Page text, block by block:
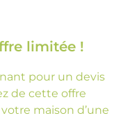
limitée !
pour un devis
de cette offre
maison d’une